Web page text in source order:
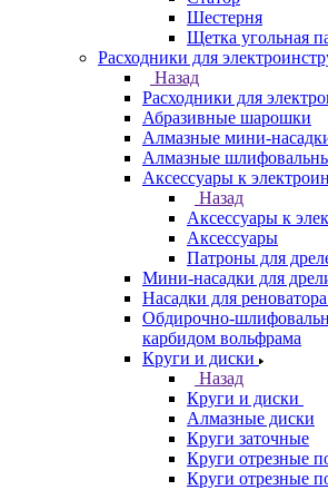
Шестерня
Щетка угольная
Расходники для
Назад
Расходники для
Абразивные шарошки
Алмазные мини-
Алмазные
Аксессуары к
Назад
Аксессуары к
Аксессуары
Патроны для
Мини-насадки для
Насадки для
Обдирочно-
карбидом вольфрама
Круги и диски
Назад
Круги и диски
Алмазные диски
Круги заточные
Круги отрезные
Круги отрезные